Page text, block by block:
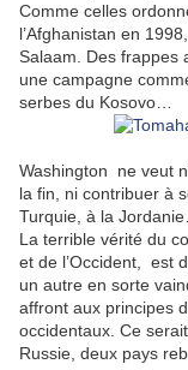
Comme celles
l’Afghanistan en
Salaam. Des frappes
une campagne
serbes du Kosovo…
Washington ne veut
la fin, ni contribuer à
Turquie, à la
La terrible vérité du
et de l’Occident, est
un autre en sorte
affront aux principes
occidentaux. Ce
Russie, deux pays